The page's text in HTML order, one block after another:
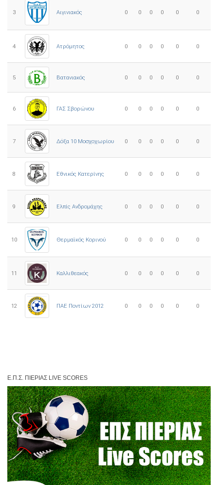
3 Αιγινιακός 0 0 0 0 0 0
4 Ατρόμητος 0 0 0 0 0 0
5 Βατανιακός 0 0 0 0 0 0
6 ΓΑΣ Σβορώνου 0 0 0 0 0 0
7 Δόξα 10 Μοσχοχωρίου 0 0 0 0 0 0
8 Εθνικός Κατερίνης 0 0 0 0 0 0
9 Ελπίς Ανδρομάχης 0 0 0 0 0 0
10 Θερμαϊκός Κορινού 0 0 0 0 0 0
11 Καλλιθεακός 0 0 0 0 0 0
12 ΠΑΕ Ποντίων 2012 0 0 0 0 0 0
Ε.Π.Σ. ΠΙΕΡΊΑΣ LIVE SCORES